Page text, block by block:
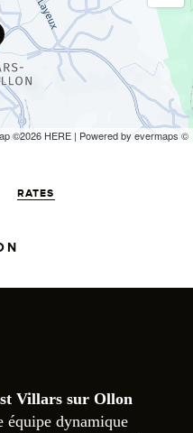
©2026 HERE | Powered byevermaps ©
RATES
Villars sur Ollon
équipe dynamique